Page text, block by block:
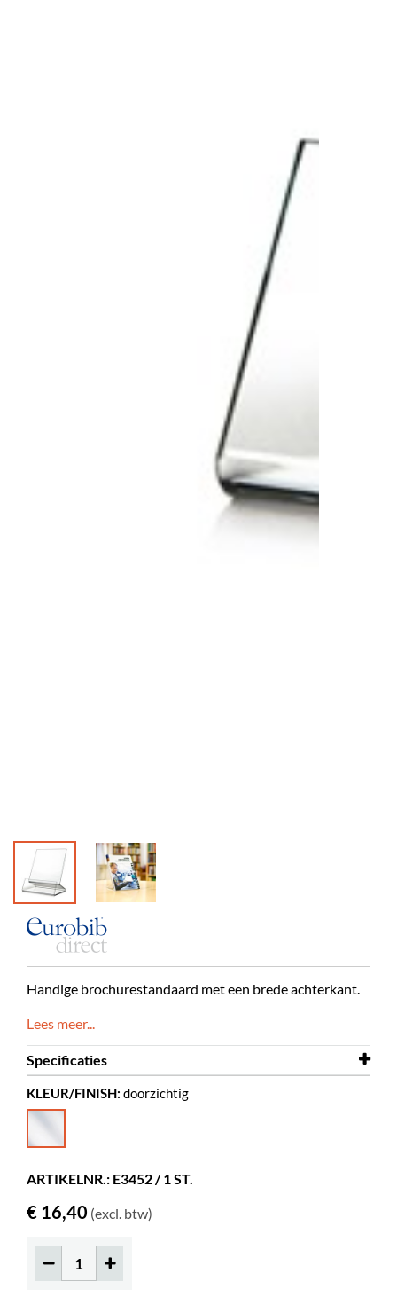
Handige brochurestandaard met een brede achterkant.
Lees meer...
Specificaties
Breedte
210 mm
Diepte
Kleur
doorzichtig
Materiaal
transparant acrylaat, PMMA
Displaydiepte
Overige
KLEUR/FINISH: doorzichtig
ARTIKELNR.: E3452 / 1 ST.
€ 16,40 (excl. btw)